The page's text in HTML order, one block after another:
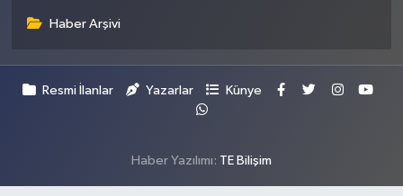
Haber Arşivi
Resmi İlanlar Yazarlar Künye
Haber Yazılımı: TE Bilişim